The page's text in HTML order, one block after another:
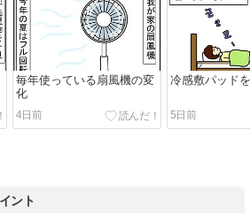
毎年使っている扇風機の変
化
4日前
冷感敷パッド
5日前
ント